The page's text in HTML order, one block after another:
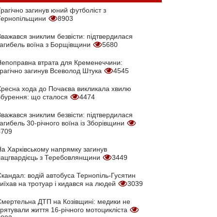
загинув юний футболіст з
8903
зниклим безвісти: підтвердилася
воїна з Борщівщини
5680
втрата для Кременеччини:
загинув Всеволод Штука
4545
хода до Почаєва викликала хвилю
що сталося
4474
зниклим безвісти: підтвердилася
30-річного воїна із Зборівщини
Харківському напрямку загинув
з Теребовлянщини
3449
водій автобуса Тернопіль-Гусятин
на тротуар і кидався на людей
3039
ДТП на Козівщині: медики не
життя 16-річного мотоцикліста